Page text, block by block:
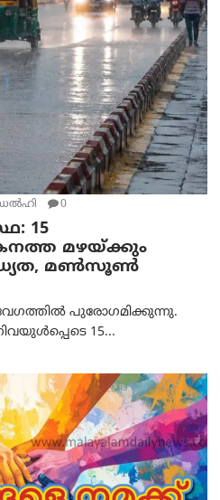
0
15
മഴയ്ക്കും
മൺസൂൺ
പുരോഗമിക്കുന്നു.
15...